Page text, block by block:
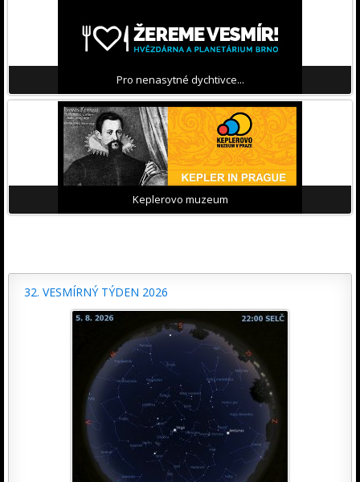
Pro nenasytné dychtivce...
Keplerovo muzeum
32. VESMÍRNÝ TÝDEN 2026